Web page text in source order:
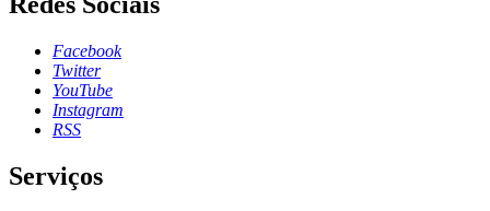
Facebook
Twitter
YouTube
Instagram
RSS
Serviços